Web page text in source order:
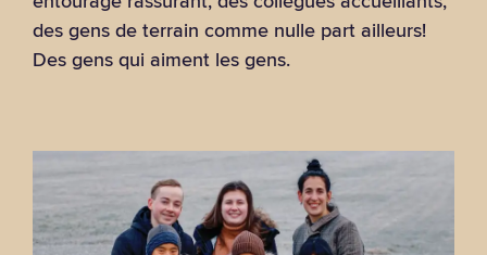
des gens de terrain comme nulle part ailleurs!
Des gens qui aiment les gens.